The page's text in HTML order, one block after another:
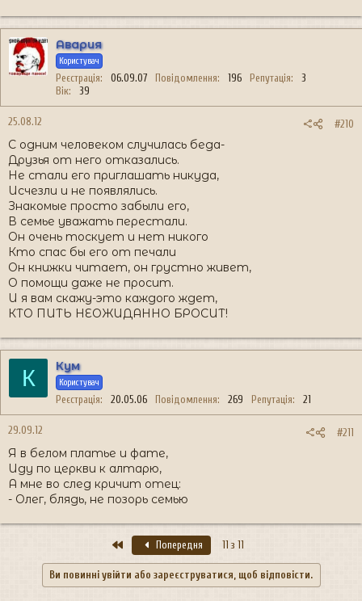
Авария
Користувач
Реєстрація 06.09.07 Повідомлення 196 Репутація
3
Вік
39
25.08.12 #210
С одним человеком случилась беда-
Друзья от него отказались.
Не стали его приглашать никуда,
Исчезли и не появлялись.
Знакомые просто забыли его,
В семье уважать перестали.
Он очень тоскует и нет никого
Кто спас бы его от печали
Он книжки читает, он грустно живет,
О помощи даже не просит.
И я вам скажу-это каждого ждет,
КТО ПИТЬ НЕОЖИДАННО БРОСИТ!
К Кум
Користувач
Реєстрація 20.05.06 Повідомлення 269 Репутація 21
29.09.12 #211
Я в белом платье и фате,
Иду по церкви к алтарю,
А мне во след кричит отец:
- Олег, блядь, не позорь семью
Перший Попередня 11 з 11
Ви повинні увійти або зареєструватися, щоб відповісти.